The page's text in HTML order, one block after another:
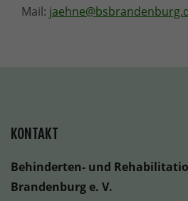
Mail:
KONTAKT
Behinderten- und
Brandenburg e. V.